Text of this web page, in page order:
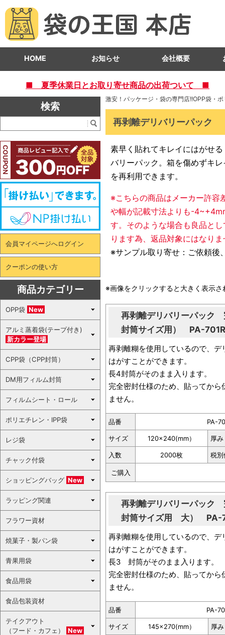
HOME お知らせ 会社概要
■ 夏季休業日とお取り寄せ商品の出荷ついて ■
激安！パッケージ・袋の専門店!!OPP袋・
再剥離デリバリーパック
素早く貼れてキレイにはがせ
バリーパック。箱を傷めずキ
を再利用できます。
※こちらの商品はメーカー許
や幅が記載寸法よりも-
す。そのような場合も良品と
ります為、返品対象にはなり
※サンプル取り寄せ：ご依頼後
※画像をクリックすると大きく表示さ
再剥離デリバリーパック
封筒サイズ用） PA-
再剥離糊を使用しているので、
はがすことができます。
長4封筒がそのまま入ります。
完全密封仕様のため、貼ってか
ません。
品番 PA-
サイズ 120×240(mm） 厚み
入数 2000枚 税別
ご購入
再剥離デリバリーパック
封筒サイズ用 大） PA-
再剥離糊を使用しているので、
はがすことができます。
長3 封筒がそのまま入ります。
完全密封仕様のため、貼ってか
ません。
品番 PA-
サイズ 145×270(mm） 厚み
検索
会員マイページへログイン
クーポンの使い方
商品カテゴリー
OPP袋 New
アルミ蒸着袋(テープ付き)
新カラー登場
CPP袋（CPP封筒）
DM用フィルム封筒
フィルムシート・ロール
ポリエチレン・IPP袋
レジ袋
チャック付袋
ショッピングバッグ New
ラッピング関連
フラワー資材
焼菓子・製パン袋
青果用袋
食品用袋
食品包装資材
テイクアウト
（フード・カフェ）
New